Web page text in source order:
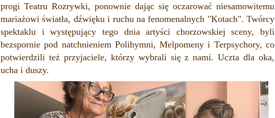
progi Teatru Rozrywki, ponownie dając się oczarować niesamowitemu
mariażowi światła, dźwięku i ruchu na fenomenalnych "Kotach". Twórcy
spektaklu i występujący tego dnia artyści chorzowskiej sceny, byli
bezspornie pod natchnieniem Polihymni, Melpomeny i Terpsychory, co
potwierdzili też przyjaciele, którzy wybrali się z nami. Uczta dla oka,
ucha i duszy.